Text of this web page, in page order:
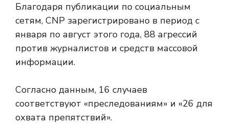
Благодаря публикации по социальным
сетям, CNP зарегистрировано в период с
января по август этого года, 88 агрессий
против журналистов и средств массовой
информации.
Согласно данным, 16 случаев
соответствуют «преследованиям» и «26 для
охвата препятствий».